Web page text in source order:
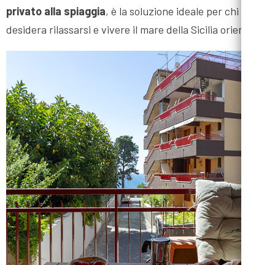
privato alla spiaggia, è la soluzione ideale per chi
desidera rilassarsi e vivere il mare della Sicilia orientale.